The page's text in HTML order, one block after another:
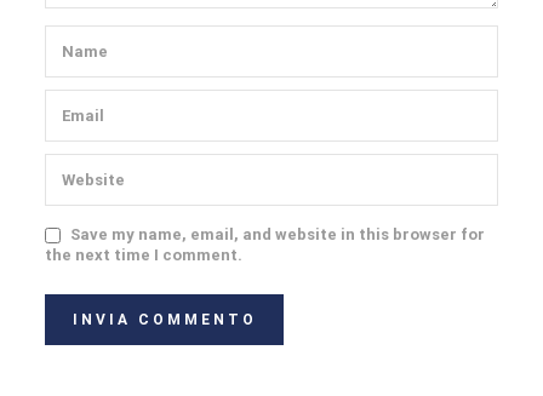
Save my name, email, and website in this browser for
the next time I comment.